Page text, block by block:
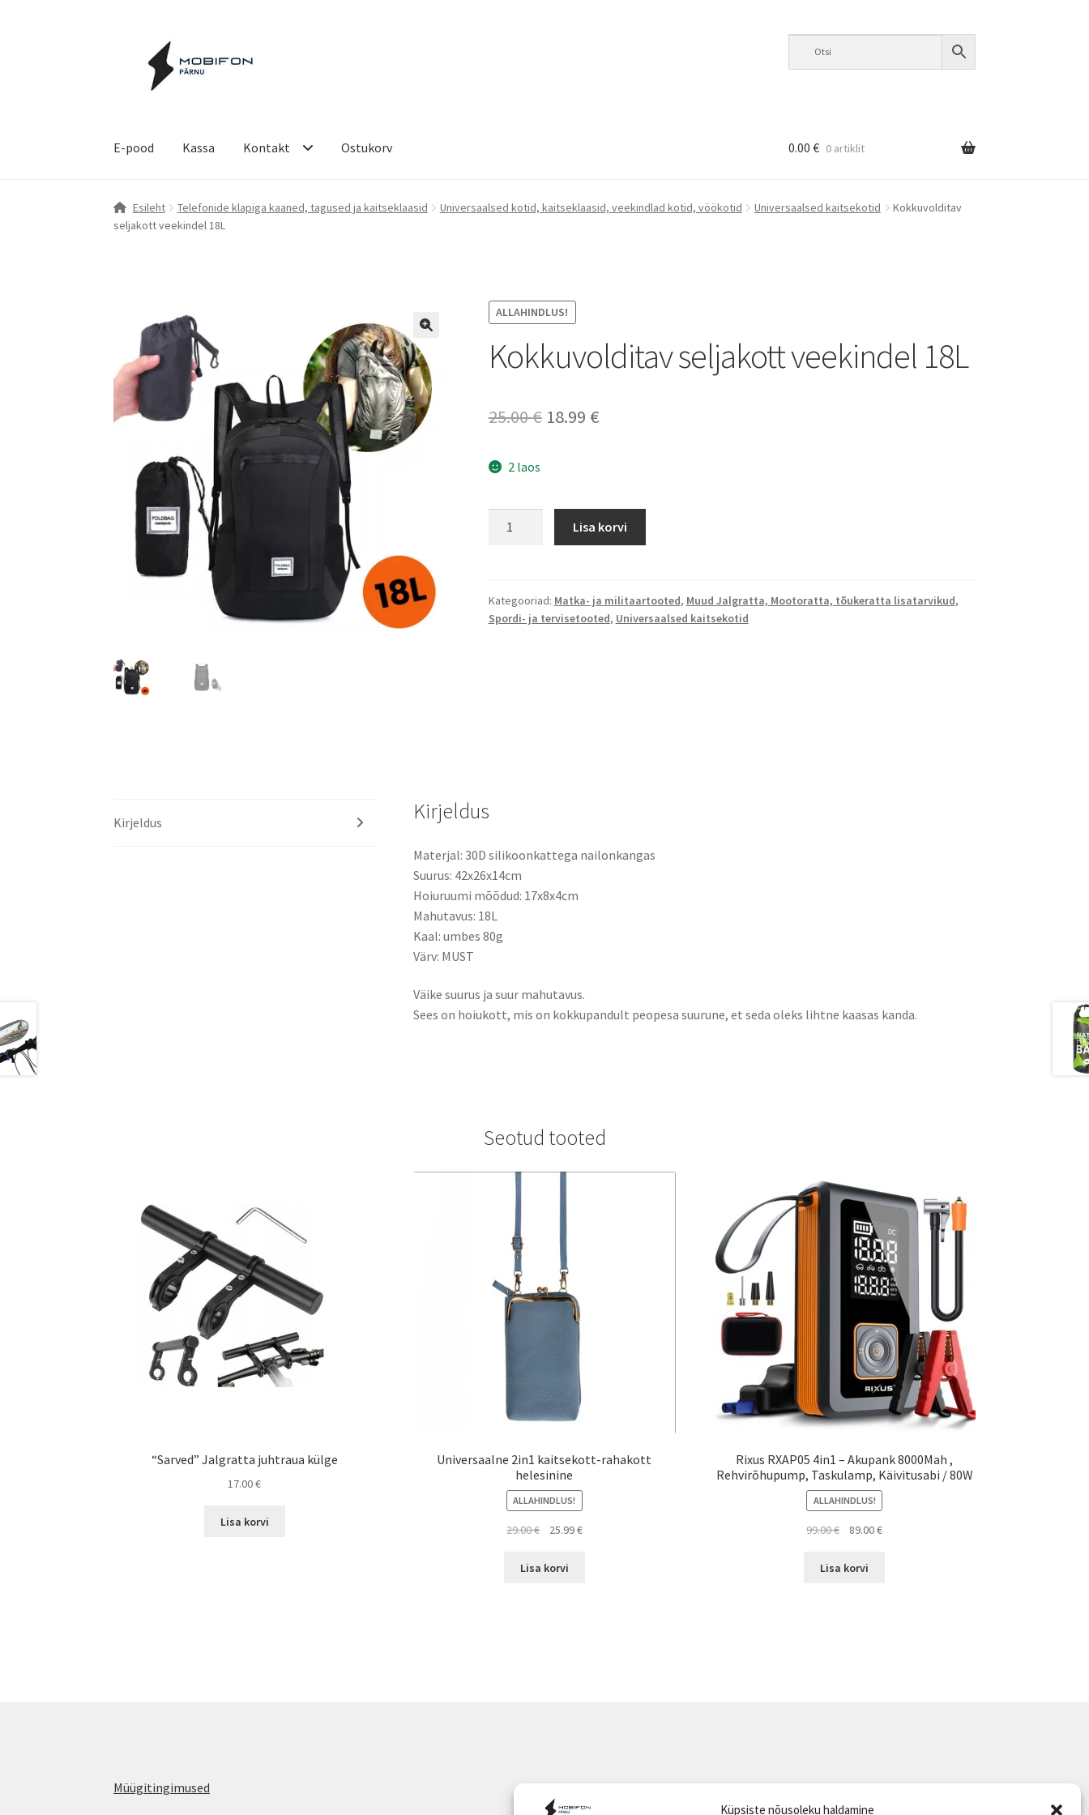
Küpsiste nõusoleku haldamine
navigeerimisele
E-pood Kassa Kontakt Ostukorv
Esileht Kassa Kontakt Küpsiste poliitika Ostukorv Sooduspakkumised
0.00 € 0 artiklit
Esileht Telefonide klapiga kaaned, tagused ja kaitseklaasid Universaalsed kotid, kaitseklaasid, veekindlad kotid, vöökotid Universaalsed kaitsekotid
Kokkuvolditav
seljakott veekindel 18L
ALLAHINDLUS!
Kokkuvolditav seljakott veekindel 18L
25.00€ Algne
25.00 €.
18.99 €Current
18.99 €.
2 laos
kogus
Lisa korvi
Kategooriad: Matka- ja militaartooted, Muud Jalgratta, Mootoratta, tõukeratta lisatarvikud,
Spordi- ja tervisetooted, Universaalsed kaitsekotid
Kirjeldus Kirjeldus
Materjal: 30D silikoonkattega nailonkangas
Suurus: 42x26x14cm
Hoiuruumi mõõdud: 17x8x4cm
Mahutavus: 18L
Kaal: umbes 80g
Värv: MUST
Väike suurus ja suur mahutavus.
Sees on hoiukott, mis on kokkupandult peopesa suurune, et seda oleks lihtne kaasas kanda.
Seotud tooted
“Sarved” Jalgratta juhtraua külge
17.00€
Lisa korvi
Universaalne 2in1 kaitsekott-rahakott
helesinine
ALLAHINDLUS!
29.00€
Algne
oli:
25.99€Current
Lisa korvi
Rixus RXAP05 4in1 – Akupank 8000Mah ,
Rehvirõhupump, Taskulamp, Käivitusabi / 80W
ALLAHINDLUS!
99.00€
Algne
oli:
89.00€Current
Lisa korvi
Müügitingimused